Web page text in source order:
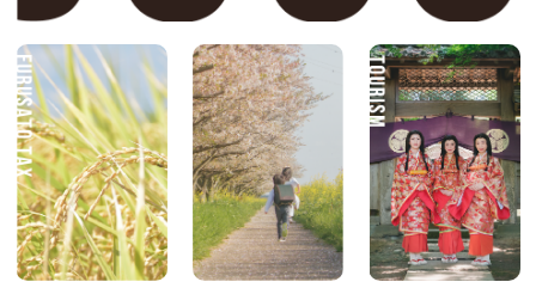
FURUSATO TAX